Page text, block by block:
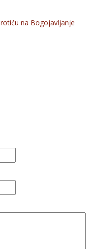
na Bogojavljanje